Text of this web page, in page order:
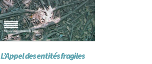
L’Appel des entités fragiles